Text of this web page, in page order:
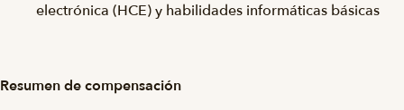
electrónica (HCE) y habilidades informáticas básicas
Resumen de compensación